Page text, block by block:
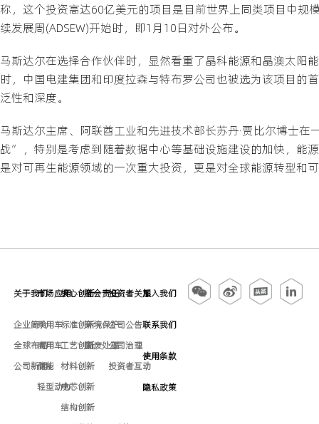
称，这个投资高达60亿美元的项目是目前世界上同类项目中
续发展周(ADSEW)开始时，即1月10日对外公布。
马斯达尔在选择合作伙伴时，显然看重了晶科能源和晶澳太阳
时，中国电建集团和印度拉森与特布罗公司也被选为该项目的
泛性和深度。
马斯达尔主席、阿联酋工业和先进技术部长苏丹·贾比尔博士
战”，特别是考虑到随着数据中心等基础设施建设的加快，能
是对可再生能源领域的一次重大投资，更是对全球能源转型和
关于我们
企业简介
全球布局
公司新闻
市场应用
乘用车
商用车
储能
轻型动力
核心创新
标准创新
工艺创新
材料创新
电芯创新
结构创新
社会责任
环境保护
固废处理
投资者关系
公司公告
公司治理
投资者互动
加入我们
联系我们
使用条款
隐私政策